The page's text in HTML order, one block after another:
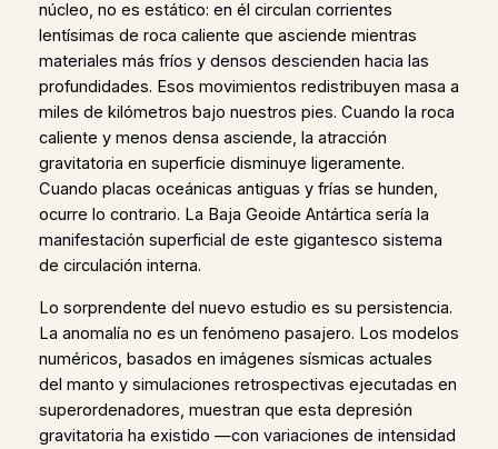
núcleo, no es estático: en él circulan corrientes
lentísimas de roca caliente que asciende mientras
materiales más fríos y densos descienden hacia las
profundidades. Esos movimientos redistribuyen masa a
miles de kilómetros bajo nuestros pies. Cuando la roca
caliente y menos densa asciende, la atracción
gravitatoria en superficie disminuye ligeramente.
Cuando placas oceánicas antiguas y frías se hunden,
ocurre lo contrario. La Baja Geoide Antártica sería la
manifestación superficial de este gigantesco sistema
de circulación interna.
Lo sorprendente del nuevo estudio es su persistencia.
La anomalía no es un fenómeno pasajero. Los modelos
numéricos, basados en imágenes sísmicas actuales
del manto y simulaciones retrospectivas ejecutadas en
superordenadores, muestran que esta depresión
gravitatoria ha existido —con variaciones de intensidad